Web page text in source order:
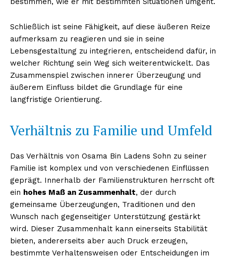
Schließlich ist seine Fähigkeit, auf diese äußeren Reize
aufmerksam zu reagieren und sie in seine
Lebensgestaltung zu integrieren, entscheidend dafür, in
welcher Richtung sein Weg sich weiterentwickelt. Das
Zusammenspiel zwischen innerer Überzeugung und
äußerem Einfluss bildet die Grundlage für eine
langfristige Orientierung.
Verhältnis zu Familie und Umfeld
Das Verhältnis von Osama Bin Ladens Sohn zu seiner
Familie ist komplex und von verschiedenen Einflüssen
geprägt. Innerhalb der Familienstrukturen herrscht oft
ein hohes Maß an Zusammenhalt, der durch
gemeinsame Überzeugungen, Traditionen und den
Wunsch nach gegenseitiger Unterstützung gestärkt
wird. Dieser Zusammenhalt kann einerseits Stabilität
bieten, andererseits aber auch Druck erzeugen,
bestimmte Verhaltensweisen oder Entscheidungen im